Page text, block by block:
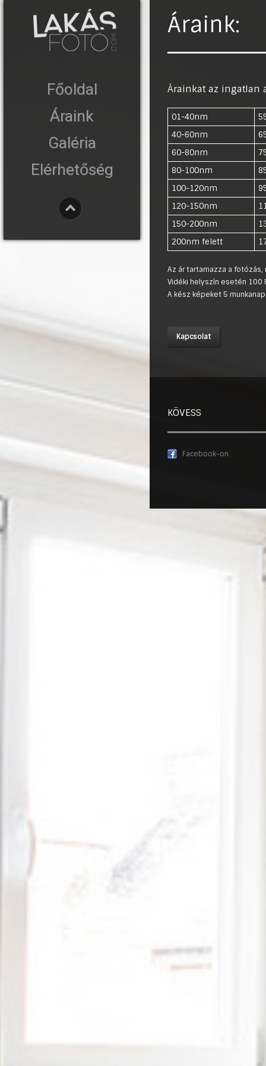
Főoldal
Áraink
Galéria
Elérhetőség
Áraink:
Árainkat az ingatlan
01-40nm
40-60nm
60-80nm
80-100nm
100-120nm
120-150nm
150-200nm
200nm felett
Az ár tartamazza a
Vidéki helyszín esetén 100
A kész képeket 5
Kapcsolat
KÖVESS
Facebook-on